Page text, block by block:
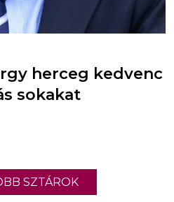
herceg kedvenc
sokakat
SZTÁROK